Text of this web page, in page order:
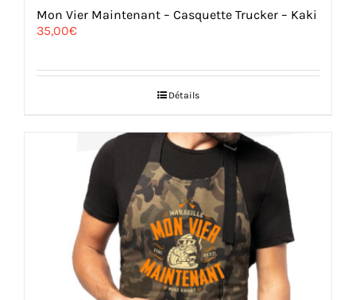
Mon Vier Maintenant – Casquette Trucker – Kaki
35,00€
Détails